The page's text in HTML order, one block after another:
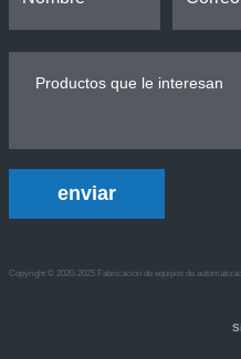
enviar
Copyright © 2020-2025 Fabricación de equipos de